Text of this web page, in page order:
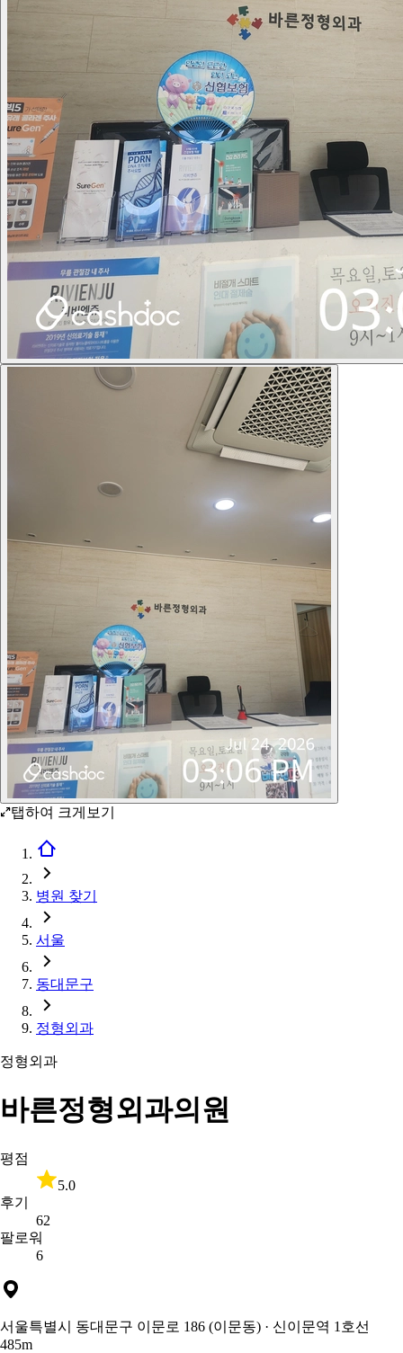
탭하여 크게보기
병원 찾기
서울
동대문구
정형외과
정형외과
바른정형외과의원
평점
5.0
후기
62
팔로워
6
서울특별시 동대문구 이문로 186 (이문동) · 신이문역 1호선
485m